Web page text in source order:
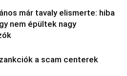
már tavaly elismerte: hiba
nem épültek nagy
a scam centerek